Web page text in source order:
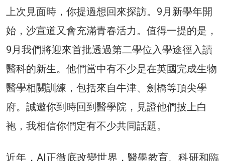
上次見面時，你提過想回來探訪。9月新學年開
始，沙宣道又會充滿青春活力。值得一提的是，
9月我們將迎來首批透過第二學位入學途徑入讀
醫科的新生。他們當中有不少是在英國完成生物
醫學相關訓練，包括來自牛津、劍橋等頂尖學
府。誠邀你到時回到醫學院，見證他們披上白
袍，我相信你們定有不少共同話題。
近年，AI正徹底改變世界，醫學教育、科研和臨